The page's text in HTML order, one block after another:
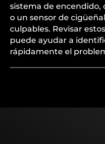
sistema de encendido,
o un sensor de
culpables. Revisar
puede ayudar a
rápidamente el